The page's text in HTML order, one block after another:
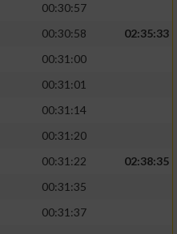
00:30:57
00:30:58
02:35:33
00:31:00
00:31:01
00:31:14
00:31:20
00:31:22
02:38:35
00:31:35
00:31:37